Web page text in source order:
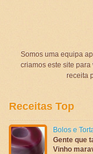
Somos uma equipa
criamos este site
receita
Receitas Top
Bolos e
Gente que
Vinho